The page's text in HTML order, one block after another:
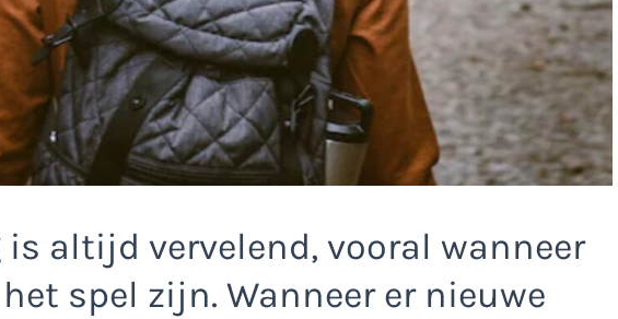
altijd vervelend, vooral wanneer
spel zijn. Wanneer er nieuwe